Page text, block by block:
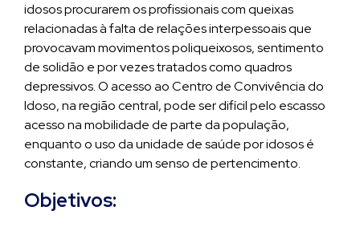
idosos procurarem os profissionais com queixas
relacionadas à falta de relações interpessoais que
provocavam movimentos poliqueixosos, sentimento
de solidão e por vezes tratados como quadros
depressivos. O acesso ao Centro de Convivência do
Idoso, na região central, pode ser difícil pelo escasso
acesso na mobilidade de parte da população,
enquanto o uso da unidade de saúde por idosos é
constante, criando um senso de pertencimento.
Objetivos: